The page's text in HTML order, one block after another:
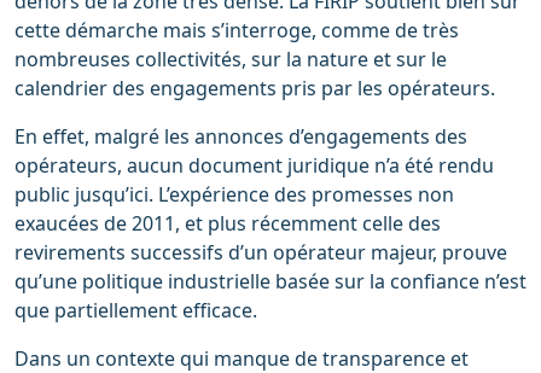
cette démarche mais s’interroge, comme de très
nombreuses collectivités, sur la nature et sur le
calendrier des engagements pris par les opérateurs.
En effet, malgré les annonces d’engagements des
opérateurs, aucun document juridique n’a été rendu
public jusqu’ici. L’expérience des promesses non
exaucées de 2011, et plus récemment celle des
revirements successifs d’un opérateur majeur, prouve
qu’une politique industrielle basée sur la confiance n’est
que partiellement efficace.
Dans un contexte qui manque de transparence et